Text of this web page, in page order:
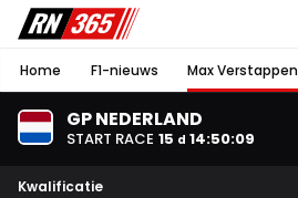
Home F1-nieuws Max Verstappen
GP NEDERLAND
START RACE 15 d 14:50:08
Kwalificatie